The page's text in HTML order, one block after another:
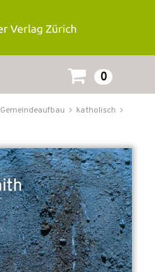
0
Gemeindeaufbau
katholisch